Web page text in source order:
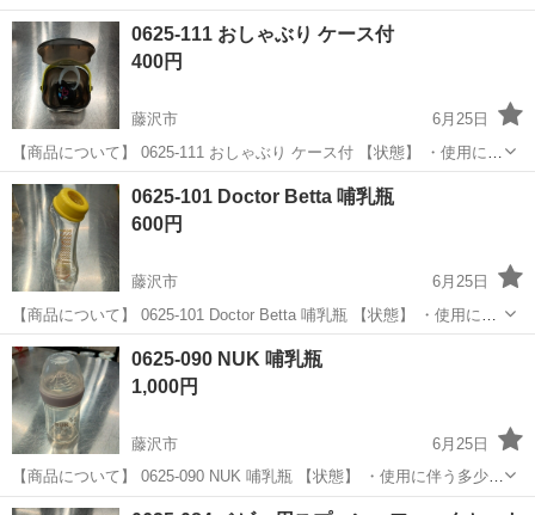
う多少のスレ、キズ、落としきれない汚れなどございます ・詳細は現
地でご確認ください ・お値引きは出来かねますのでご了承...
神奈川 藤沢市 ベビー用品 リユース
0625-111 おしゃぶり ケース付
400円
藤沢市
6月25日
【商品について】 0625-111 おしゃぶり ケース付 【状態】 ・使用に伴
う多少のスレ、キズ、落としきれない汚れなどございます ・詳細は現
地でご確認ください ・お値引きは出来かねますのでご了承願いま...
神奈川 藤沢市
0625-101 Doctor Betta 哺乳瓶
600円
藤沢市
6月25日
【商品について】 0625-101 Doctor Betta 哺乳瓶 【状態】 ・使用に伴
う多少のスレ、キズ、落としきれない汚れなどございます ・詳細は現
地でご確認ください ・お値引きは出来かねますので...
神奈川 藤沢市 リユース
0625-090 NUK 哺乳瓶
1,000円
藤沢市
6月25日
【商品について】 0625-090 NUK 哺乳瓶 【状態】 ・使用に伴う多少の
スレ、キズ、落としきれない汚れなどございます ・詳細は現地でご確
神奈川 藤沢市 ベビー用品 リユース